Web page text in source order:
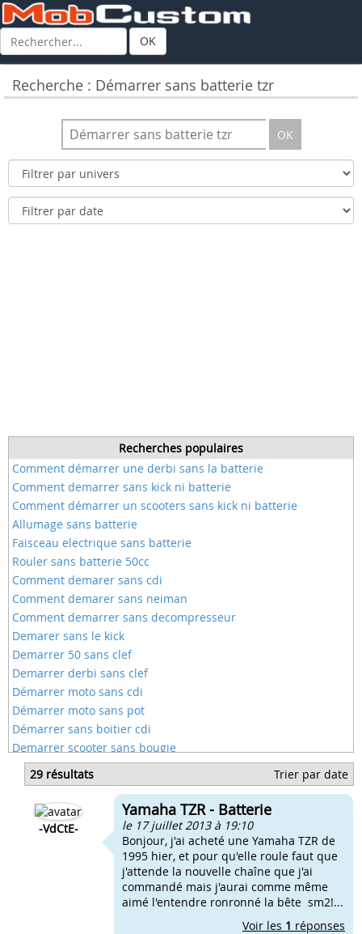
OK
Recherche : Démarrer sans batterie tzr
OK
Recherches populaires
Comment démarrer une derbi sans la batterie
Comment demarrer sans kick ni batterie
Comment démarrer un scooters sans kick ni batterie
Allumage sans batterie
Faisceau electrique sans batterie
Rouler sans batterie 50cc
Comment demarer sans cdi
Comment demarer sans neiman
Comment demarrer sans decompresseur
Demarer sans le kick
Demarrer 50 sans clef
Demarrer derbi sans clef
Démarrer moto sans cdi
Démarrer moto sans pot
Démarrer sans boitier cdi
Demarrer scooter sans bougie
Demarrer scooter sans cdi
Demarrer scooter sans clef
Démarrer scooter sans starter
Demarer sans cle
29 résultats Trier par date
-VdCtE-
Yamaha TZR - Batterie
le 17 juillet 2013 à 19:10
Bonjour, j'ai acheté une Yamaha TZR de
1995 hier, et pour qu'elle roule faut que
j'attende la nouvelle chaîne que j'ai
commandé mais j'aurai comme même
aimé l'entendre ronronné la bête sm2!...
Voir les 1 réponses